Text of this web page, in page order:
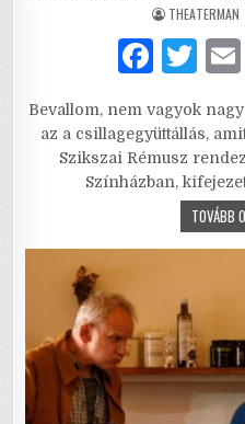
AUTHOR:
THEATERMAN
F
c
e
b
k
T
it
te
r
Bevallom, nem vagyok
az a csillagegyüttállás,
Szikszai Rémusz
Színházban,
TOVÁBB